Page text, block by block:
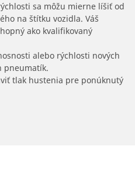
sa môžu mierne líšiť od
na štítku vozidla. Váš
ako kvalifikovaný
alebo rýchlosti nových
pneumatík.
tlak hustenia pre ponúknutý